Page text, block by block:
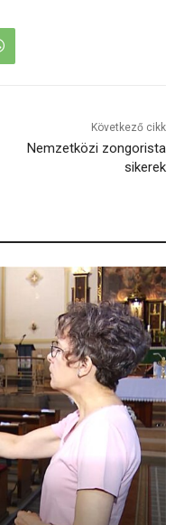
Következő cikk
Nemzetközi zongorista
sikerek